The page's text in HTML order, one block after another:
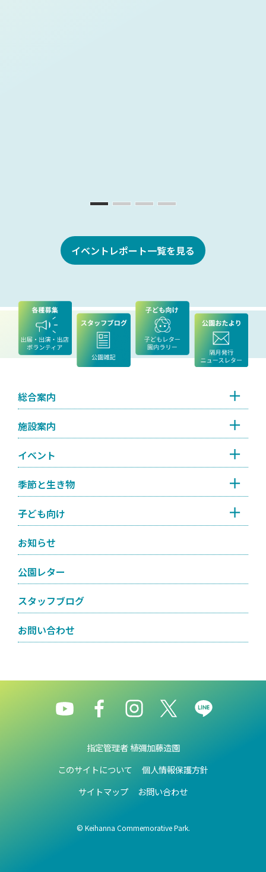
イベントレポート一覧を見る
総合案内
施設案内
イベント
季節と生き物
子ども向け
お知らせ
公園レター
スタッフブログ
お問い合わせ
指定管理者 植彌加藤造園
このサイトについて
個人情報保護方針
サイトマップ
お問い合わせ
© Keihanna Commemorative Park.